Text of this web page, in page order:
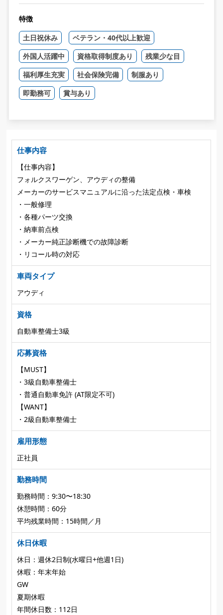
特徴
土日祝休み
ベテラン・40代以上歓迎
外国人活躍中
資格取得制度あり
残業少な目
福利厚生充実
社会保険完備
制服あり
即勤務可
賞与あり
仕事内容
【仕事内容】
フォルクスワーゲン、アウディの整備
メーカーのサービスマニュアルに沿った法定点検・車検
・一般修理
・各種パーツ交換
・納車前点検
・メーカー純正診断機での故障診断
・リコール時の対応
車両タイプ
アウディ
資格
自動車整備士3級
応募資格
【MUST】
・3級自動車整備士
・普通自動車免許 (AT限定不可)
【WANT】
・2級自動車整備士
雇用形態
正社員
勤務時間
勤務時間：9:30〜18:30
休憩時間：60分
平均残業時間：15時間／月
休日休暇
休日：週休2日制(水曜日+他週1日)
休暇：年末年始
GW
夏期休暇
年間休日数：112日